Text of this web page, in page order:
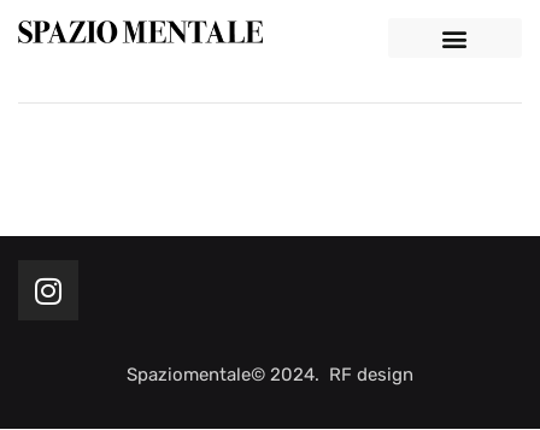
Spaziomentale© 2024. RF design